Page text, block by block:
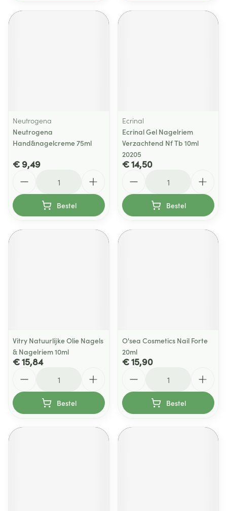
Neutrogena
Neutrogena
Hand&nagelcreme 75ml
€ 9,49
Bestel
Ecrinal
Ecrinal Gel Nagelriem
Verzachtend Nf Tb 10ml
20205
€ 14,50
Bestel
Vitry Natuurlijke Olie Nagels
& Nagelriem 10ml
€ 15,84
Bestel
O'sea Cosmetics Nail Forte
20ml
€ 15,90
Bestel